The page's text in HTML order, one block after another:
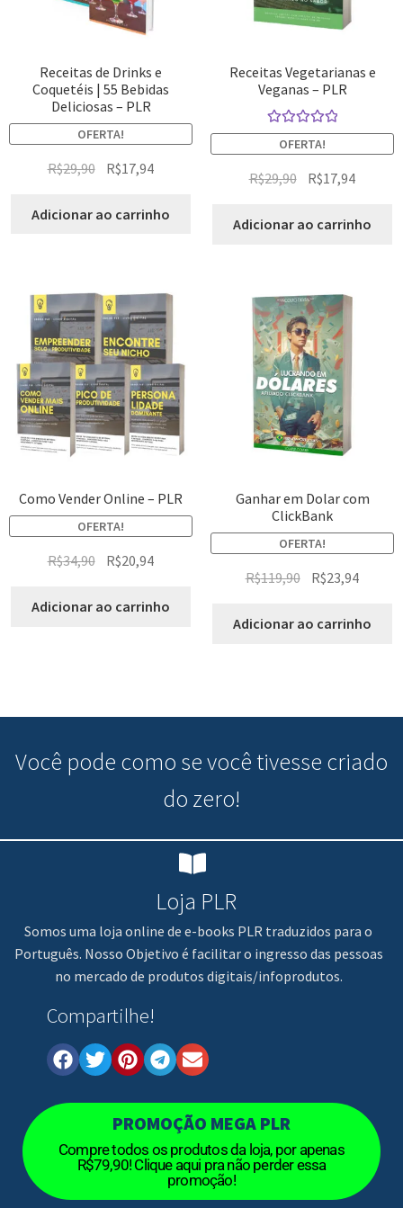
Receitas de Drinks e
Coquetéis | 55 Bebidas
Deliciosas – PLR
OFERTA!
R$29,90 R$17,94
Adicionar ao carrinho
Receitas Vegetarianas e
Veganas – PLR
Avaliação
5.00de 5
OFERTA!
R$29,90 R$17,94
Adicionar ao carrinho
Como Vender Online – PLR
OFERTA!
R$34,90 R$20,94
Adicionar ao carrinho
Ganhar em Dolar com
ClickBank
OFERTA!
R$119,90 R$23,94
Adicionar ao carrinho
Você pode como se você tivesse criado
do zero!
Loja PLR
Somos uma loja online de e-books PLR traduzidos para o
Português. Nosso Objetivo é facilitar o ingresso das pessoas
no mercado de produtos digitais/infoprodutos.
Compartilhe!
PROMOÇÃO MEGA PLR
Compre todos os produtos da loja, por apenas
R$79,90! Clique aqui pra não perder essa
promoção!